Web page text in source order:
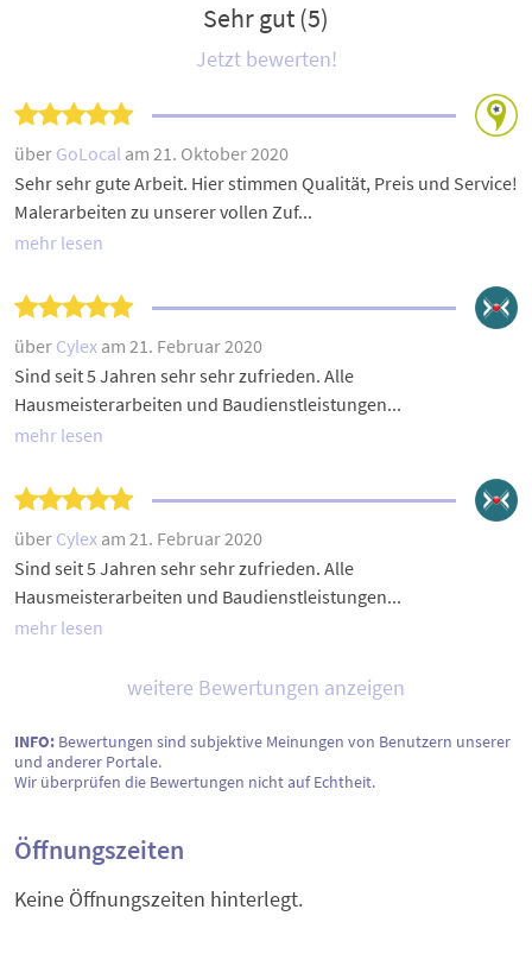
Sehr gut (5)
Jetzt bewerten!
über GoLocal am 21. Oktober 2020
Sehr sehr gute Arbeit. Hier stimmen Qualität, Preis und Service!
Malerarbeiten zu unserer vollen Zuf...
mehr lesen
über Cylex am 21. Februar 2020
Sind seit 5 Jahren sehr sehr zufrieden. Alle
Hausmeisterarbeiten und Baudienstleistungen...
mehr lesen
über Cylex am 21. Februar 2020
Sind seit 5 Jahren sehr sehr zufrieden. Alle
Hausmeisterarbeiten und Baudienstleistungen...
mehr lesen
weitere Bewertungen anzeigen
INFO: Bewertungen sind subjektive Meinungen von Benutzern unserer
und anderer Portale.
Wir überprüfen die Bewertungen nicht auf Echtheit.
Öffnungszeiten
Keine Öffnungszeiten hinterlegt.